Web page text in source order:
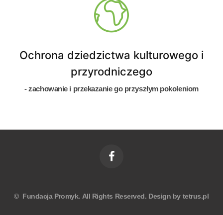
Ochrona dziedzictwa kulturowego i
przyrodniczego
- zachowanie i przekazanie go przyszłym pokoleniom
© Fundacja Promyk. All Rights Reserved. Design by tetrus.pl